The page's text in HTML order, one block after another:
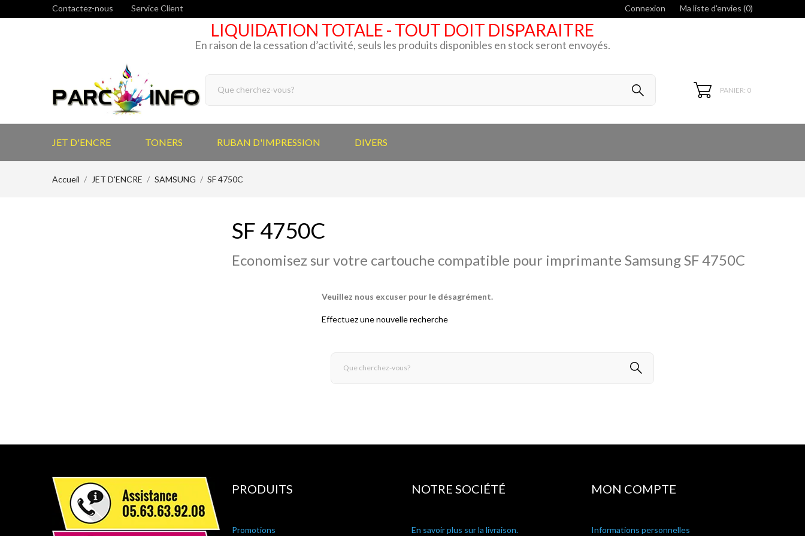
Contactez-nous Service Client Connexion Ma liste d'envies (0)
LIQUIDATION TOTALE - TOUT DOIT DISPARAITRE
En raison de la cessation d’activité, seuls les produits disponibles en stock seront envoyés.
PANIER: 0
JET D'ENCRE TONERS RUBAN D'IMPRESSION DIVERS
Accueil JET D'ENCRE SAMSUNG SF 4750C
SF 4750C
Economisez sur votre cartouche compatible pour imprimante Samsung SF 4750C
Veuillez nous excuser pour le désagrément.
Effectuez une nouvelle recherche
PRODUITS
Promotions
NOTRE SOCIÉTÉ
En savoir plus sur la livraison.
MON COMPTE
Informations personnelles